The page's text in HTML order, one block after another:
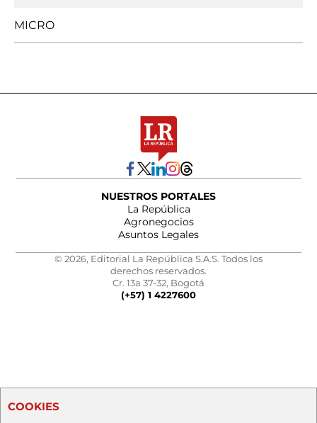
MICRO
NUESTROS PORTALES
La República
Agronegocios
Asuntos Legales
© 2026, Editorial La República S.A.S. Todos los
derechos reservados.
Cr. 13a 37-32, Bogotá
(+57) 1 4227600
COOKIES